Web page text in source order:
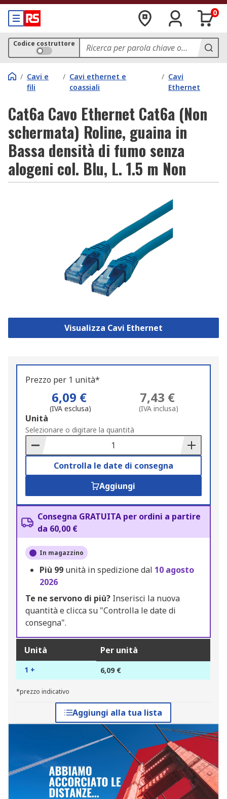
0
Codice costruttore
/ Cavi e
fili
/ Cavi ethernet e
coassiali
/ Cavi
Ethernet
Cat6a Cavo Ethernet Cat6a (Non
schermata) Roline, guaina in
Bassa densità di fumo senza
alogeni col. Blu, L. 1.5 m Non
Visualizza Cavi Ethernet
Prezzo per 1 unità*
6,09 €
(IVA esclusa)
7,43 €
(IVA inclusa)
Add
to
Basket
Unità
Selezionare o digitare la quantità
Controlla le date di consegna
Aggiungi
Consegna GRATUITA per ordini a partire
da 60,00 €
In magazzino
Più 99 unità in spedizione dal 10 agosto
2026
Te ne servono di più? Inserisci la nuova
quantità e clicca su "Controlla le date di
consegna".
Unità Per unità
1 + 6,09 €
*prezzo indicativo
Aggiungi alla tua lista